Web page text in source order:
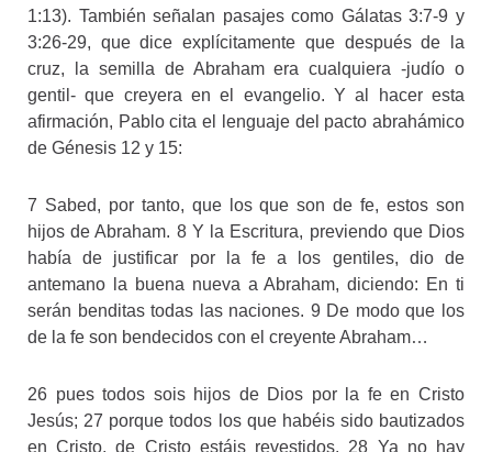
1:13). También señalan pasajes como Gálatas 3:7-9 y
3:26-29, que dice explícitamente que después de la
cruz, la semilla de Abraham era cualquiera -judío o
gentil- que creyera en el evangelio. Y al hacer esta
afirmación, Pablo cita el lenguaje del pacto abrahámico
de Génesis 12 y 15:
7 Sabed, por tanto, que los que son de fe, estos son
hijos de Abraham. 8 Y la Escritura, previendo que Dios
había de justificar por la fe a los gentiles, dio de
antemano la buena nueva a Abraham, diciendo: En ti
serán benditas todas las naciones. 9 De modo que los
de la fe son bendecidos con el creyente Abraham…
26 pues todos sois hijos de Dios por la fe en Cristo
Jesús; 27 porque todos los que habéis sido bautizados
en Cristo, de Cristo estáis revestidos. 28 Ya no hay